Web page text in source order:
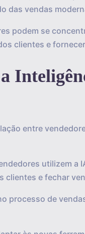
das vendas
podem se
clientes e
a
entre
utilizem a
clientes e fechar
processo de